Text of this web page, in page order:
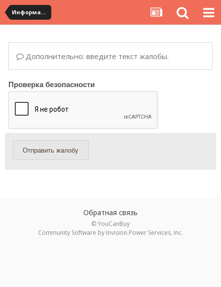
Информация по полученным посылкам
Дополнительно: введите текст жалобы.
Проверка безопасности
Отправить жалобу
Обратная связь
© YouCanBuy
Community Software by Invision Power Services, Inc.